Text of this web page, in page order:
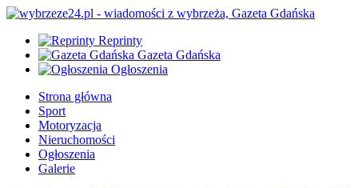
Reprinty
Gazeta Gdańska
Ogłoszenia
Strona główna
Sport
Motoryzacja
Nieruchomości
Ogłoszenia
Galerie